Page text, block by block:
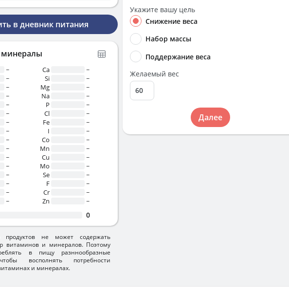
в дневник питания
~
~
~
~
~
~
~
~
~
~
~
~
~
~
~
~
Ca
~
Si
~
Mg
~
Na
~
P
~
Cl
~
Fe
~
I
~
Co
~
Mn
~
Cu
~
Mo
~
Se
~
F
~
Cr
~
Zn
~
0
продуктов не может содержать
витаминов и минералов. Поэтому
в пищу разннообразные
восполнять потребности
и минералах.
Укажите вашу цель
Снижение веса
Набор массы
Поддержание веса
Желаемый вес
Далее